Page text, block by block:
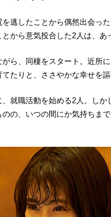
逃したことから偶然出会っ
から意気投合した2人は、あ
ら、同棲をスタート。近所
たりと、ささやかな幸せを謳
就職活動を始める2人。しか
の、いつの間にか気持ちま